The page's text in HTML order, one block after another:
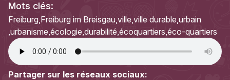
Mots clés:
Freiburg Freiburg im Breisgau ville ville durable urbain
urbanisme écologie durabilité écoquartiers éco-quartiers
Partager sur les réseaux sociaux: